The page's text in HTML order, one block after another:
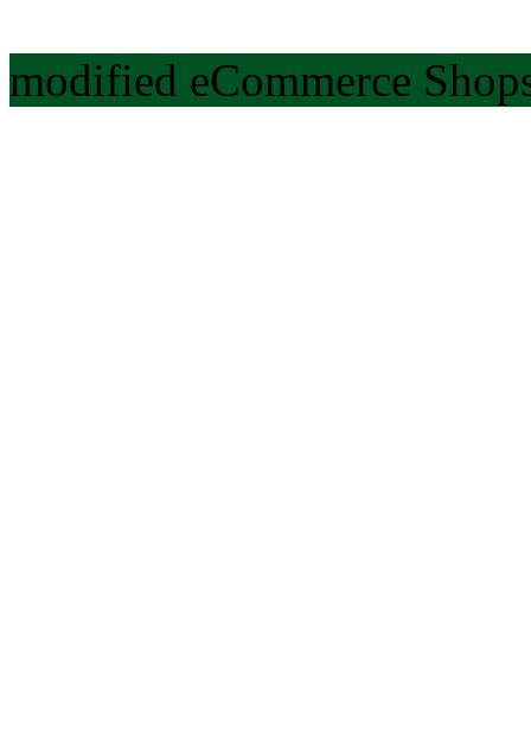
modified eCommerce